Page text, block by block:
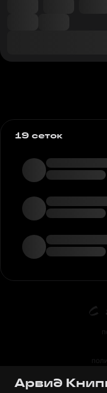
19 сеток
Арвид